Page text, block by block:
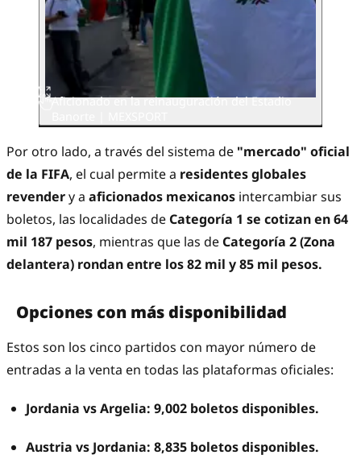
Aficionado en la reinauguración del Estadio
Por otro lado, a través del sistema de "mercado" oficial
de la FIFA, el cual permite a residentes globales
revendery a aficionados mexicanos intercambiar sus
boletos, las localidades de Categoría 1 se cotizan en 64
mil 187 pesos, mientras que las de Categoría 2 (Zona
delantera) rondan entre los 82 mil y 85 mil pesos.
Opciones con más disponibilidad
Estos son los cinco partidos con mayor número de
entradas a la venta en todas las plataformas oficiales:
Jordania vs Argelia: 9,002 boletos disponibles.
Austria vs Jordania: 8,835 boletos disponibles.